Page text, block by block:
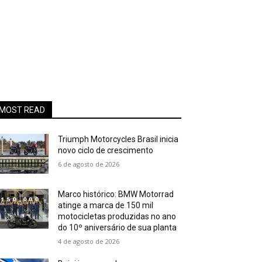
MOST READ
Triumph Motorcycles Brasil inicia
novo ciclo de crescimento
6 de agosto de 2026
Marco histórico: BMW Motorrad
atinge a marca de 150 mil
motocicletas produzidas no ano
do 10º aniversário de sua planta
4 de agosto de 2026